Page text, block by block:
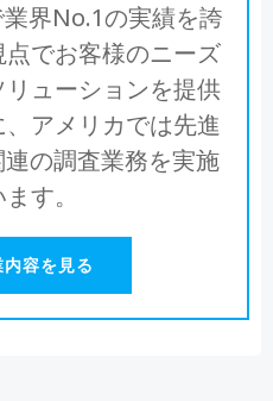
界No.1の実績を誇
でお客様のニーズ
ューションを提供
アメリカでは先進
の調査業務を実施
す。
容を見る